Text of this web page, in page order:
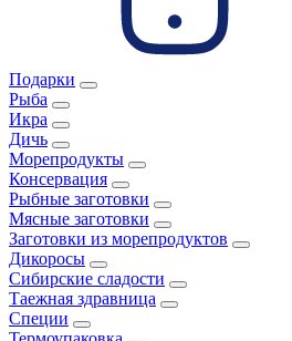
Подарки
Рыба
Икра
Дичь
Морепродукты
Консервация
Рыбные заготовки
Мясные заготовки
Заготовки из морепродуктов
Дикоросы
Сибирские сладости
Таежная здравница
Специи